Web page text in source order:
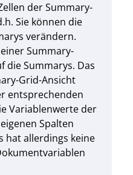
der Summary-
Sie können die
verändern.
Summary-
die Summarys. Das
Grid-Ansicht
entsprechenden
Variablenwerte der
Spalten
hat allerdings keine